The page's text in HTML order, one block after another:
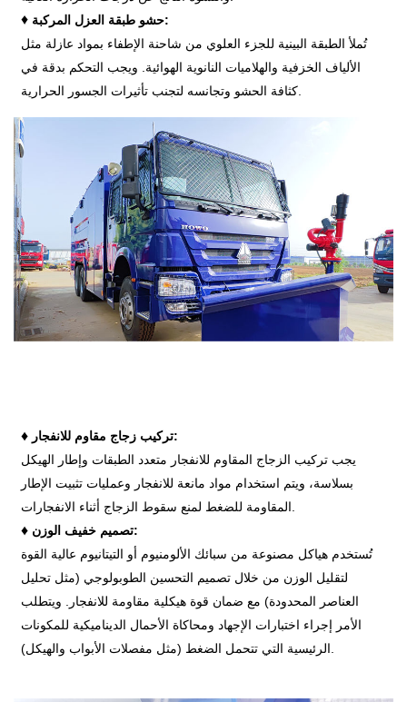
♦
حشو طبقة العزل المركبة:
تُملأ الطبقة البينية للجزء العلوي من شاحنة الإطفاء بمواد عازلة مثل
الألياف الخزفية والهلاميات النانوية الهوائية. ويجب التحكم بدقة في
♦
تركيب زجاج مقاوم للانفجار:
يجب تركيب الزجاج المقاوم للانفجار متعدد الطبقات وإطار الهيكل
بسلاسة، ويتم استخدام مواد مانعة للانفجار وعمليات تثبيت الإطار
♦
تصميم خفيف الوزن:
تُستخدم هياكل مصنوعة من سبائك الألومنيوم أو التيتانيوم عالية القوة
لتقليل الوزن من خلال تصميم التحسين الطوبولوجي (مثل تحليل
العناصر المحدودة) مع ضمان قوة هيكلية مقاومة للانفجار. ويتطلب
الأمر إجراء اختبارات الإجهاد ومحاكاة الأحمال الديناميكية للمكونات